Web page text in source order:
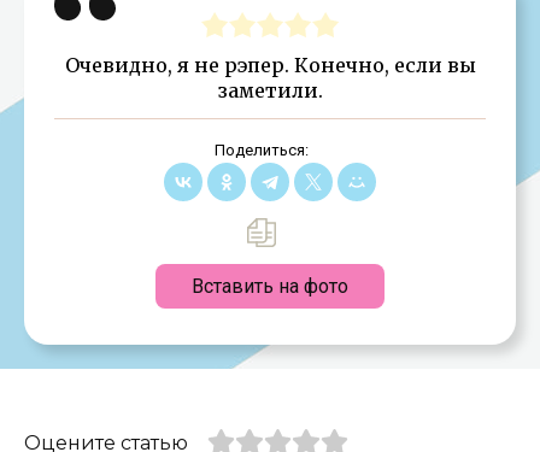
Очевидно, я не рэпер. Конечно, если вы
заметили.
Поделиться:
Вставить на фото
Оцените статью